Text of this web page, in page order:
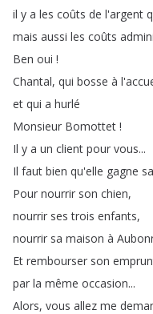
il y a les coûts de l'argent
mais aussi les coûts
Ben oui !
Chantal, qui bosse à
et qui a hurlé
Monsieur Bomottet !
Il y a un client pour vous...
Il faut bien qu'elle gagne sa
Pour nourrir son chien,
nourrir ses trois enfants,
nourrir sa maison à
Et rembourser son
par la même occasion...
Alors, vous allez me